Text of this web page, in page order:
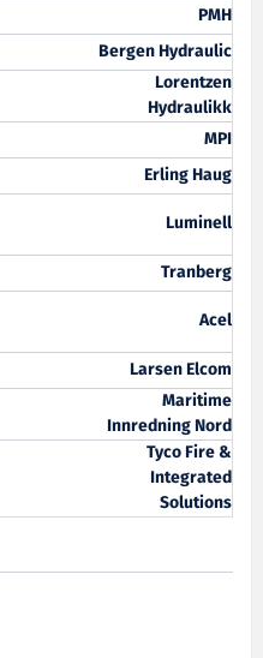
PMH
Bergen Hydraulic
Lorentzen
Hydraulikk
MPI
Erling Haug
Luminell
Tranberg
Acel
Larsen Elcom
Maritime
Innredning Nord
Tyco Fire &
Integrated
Solutions